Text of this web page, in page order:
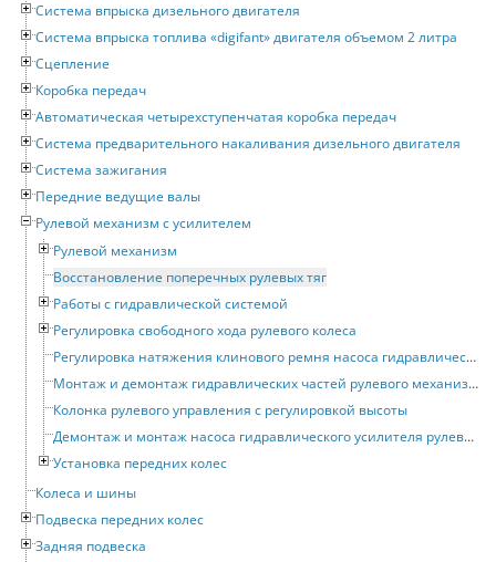
Система впрыска дизельного двигателя
Система впрыска топлива «digifant» двигателя объемом 2 литра
Сцепление
Коробка передач
Автоматическая четырехступенчатая коробка передач
Система предварительного накаливания дизельного двигателя
Система зажигания
Передние ведущие валы
Рулевой механизм с усилителем
Рулевой механизм
Восстановление поперечных рулевых тяг
Работы с гидравлической системой
Регулировка свободного хода рулевого колеса
Регулировка натяжения клинового ремня насоса гидравлического усилителя рулевого привода
Монтаж и демонтаж гидравлических частей рулевого механизма с усилителем
Колонка рулевого управления с регулировкой высоты
Демонтаж и монтаж насоса гидравлического усилителя рулевого привода
Установка передних колес
Колеса и шины
Подвеска передних колес
Задняя подвеска